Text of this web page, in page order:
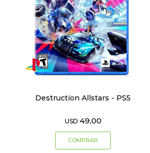
Destruction Allstars - PS5
USD 49,00